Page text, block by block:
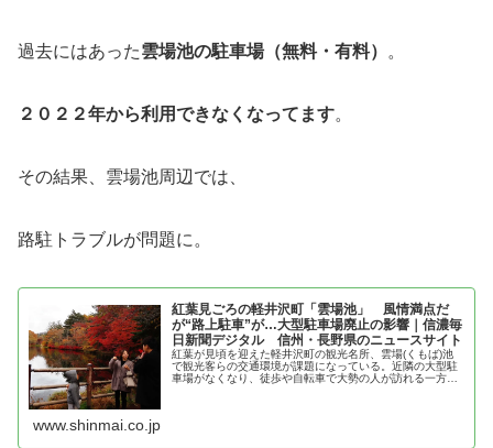
過去にはあった雲場池の駐車場（無料・有料） 。
２０２２年から利用できなくなってます。
その結果、雲場池周辺では、
路駐トラブルが問題に。
紅葉見ごろの軽井沢町「雲場池」 風情満点だ
が“路上駐車”が…大型駐車場廃止の影響｜信濃毎
日新聞デジタル 信州・長野県のニュースサイト
紅葉が見頃を迎えた軽井沢町の観光名所、雲場(くもば)池
で観光客らの交通環境が課題になっている。近隣の大型駐
車場がなくなり、徒歩や自転車で大勢の人が訪れる一方、
www.shinmai.co.jp